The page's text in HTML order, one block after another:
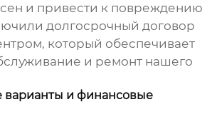
и привести к повреждению
долгосрочный договор
который обеспечивает
и ремонт нашего
варианты и финансовые